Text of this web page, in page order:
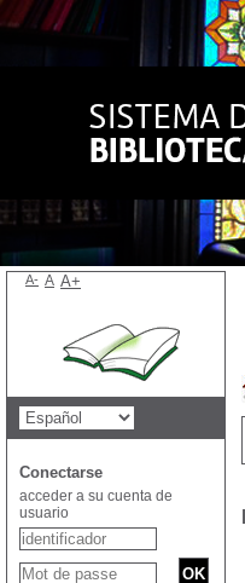
A- A A+
Conectarse
acceder a su cuenta de
usuario